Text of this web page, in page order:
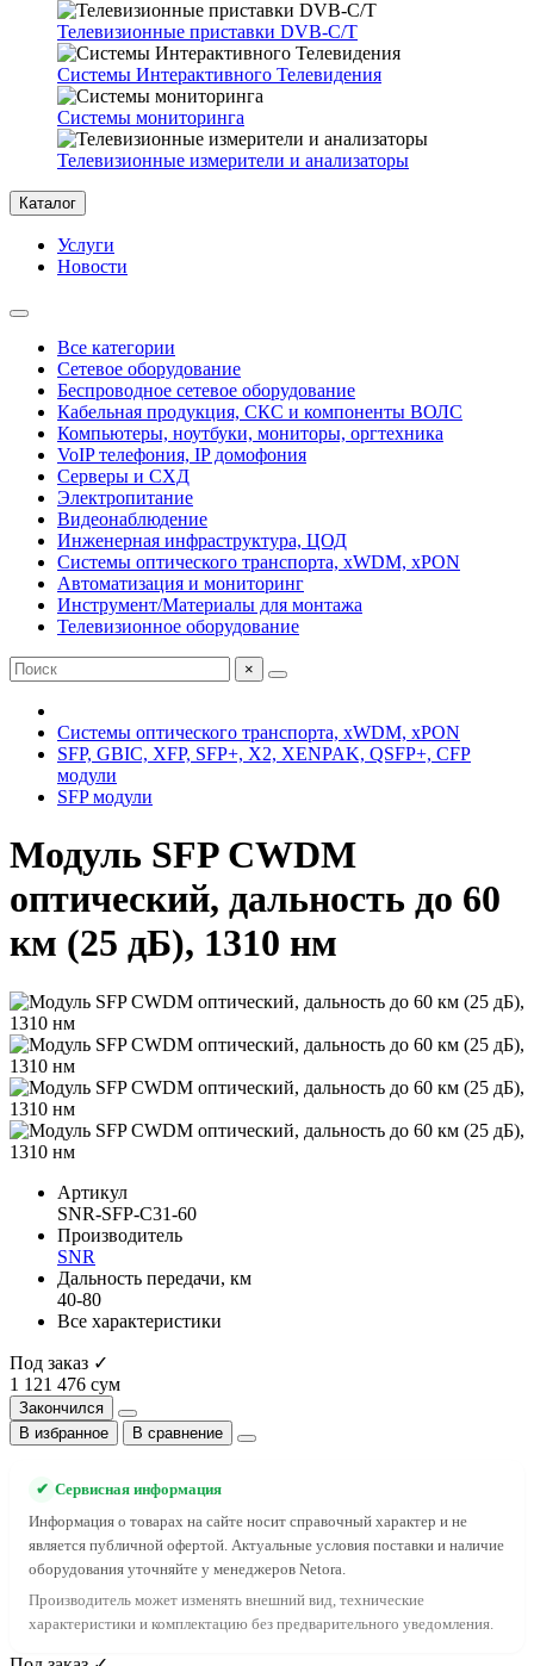
Телевизионные приставки DVB-C/T
Системы Интерактивного Телевидения
Системы мониторинга
Телевизионные измерители и анализаторы
Каталог
Услуги
Новости
Все категории
Сетевое оборудование
Беспроводное сетевое оборудование
Кабельная продукция, СКС и компоненты ВОЛС
Компьютеры, ноутбуки, мониторы, оргтехника
VoIP телефония, IP домофония
Серверы и СХД
Электропитание
Видеонаблюдение
Инженерная инфраструктура, ЦОД
Системы оптического транспорта, xWDM, xPON
Автоматизация и мониторинг
Инструмент/Материалы для монтажа
Телевизионное оборудование
×
Системы оптического транспорта, xWDM, xPON
SFP, GBIC, XFP, SFP+, X2, XENPAK, QSFP+, CFP
модули
SFP модули
Модуль SFP CWDM
оптический, дальность до 60
км (25 дБ), 1310 нм
Артикул
SNR-SFP-C31-60
Производитель
SNR
Дальность передачи, км
40-80
Все характеристики
Под заказ ✓
1 121 476 сум
Закончился
В избранное
В сравнение
✔ Сервисная информация
Информация о товарах на сайте носит справочный характер и не
является публичной офертой. Актуальные условия поставки и наличие
оборудования уточняйте у менеджеров Netora.
Производитель может изменять внешний вид, технические
характеристики и комплектацию без предварительного уведомления.